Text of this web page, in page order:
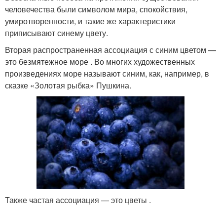
человечества были символом мира, спокойствия,
умиротворенности, и такие же характеристики
приписывают синему цвету.
Вторая распространенная ассоциация с синим цветом —
это безмятежное море . Во многих художественных
произведениях море называют синим, как, например, в
сказке «Золотая рыбка» Пушкина.
Также частая ассоциация — это цветы .